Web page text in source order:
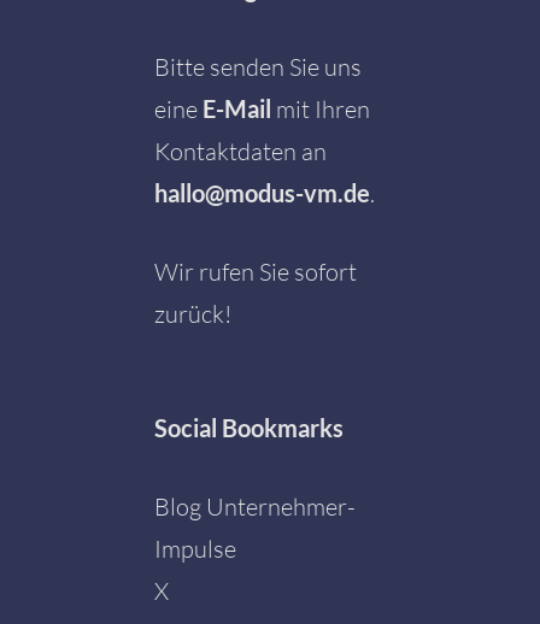
Bitte senden Sie uns
eine E-Mail mit Ihren
Kontaktdaten an
hallo@modus-vm.de.
Wir rufen Sie sofort
zurück!
Social Bookmarks
Blog Unternehmer-
Impulse
X